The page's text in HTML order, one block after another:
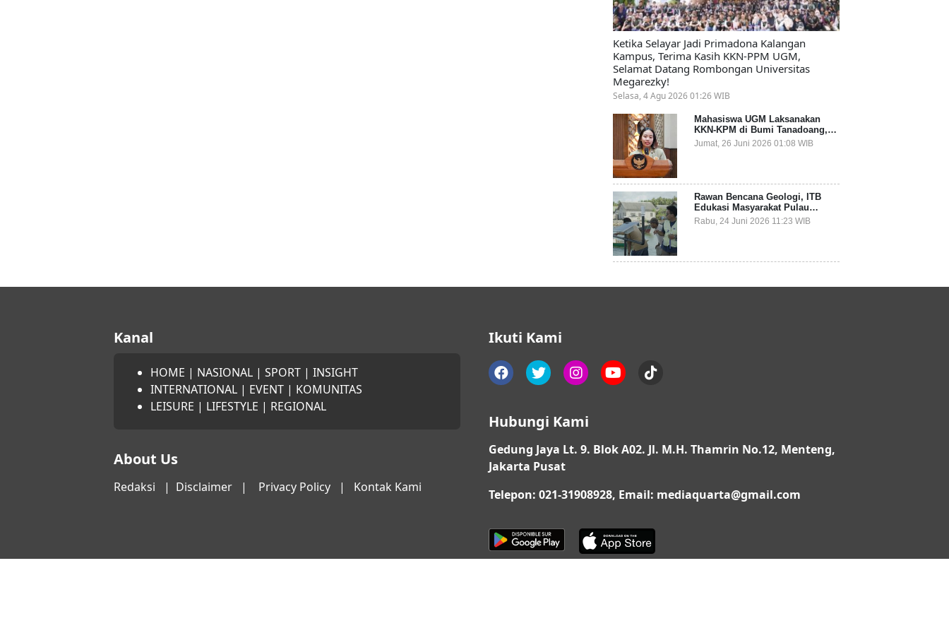
Ketika Selayar Jadi Primadona Kalangan
Kampus, Terima Kasih KKN-PPM UGM,
Selamat Datang Rombongan Universitas
Megarezky!
Selasa, 4 Agu 2026 01:26 WIB
Mahasiswa UGM Laksanakan
KKN-KPM di Bumi Tanadoang,
Diminta Dukung Gemerlap dan
Beri Solusi pada Persoalan
Jumat, 26 Juni 2026 01:08 WIB
Rawan Bencana Geologi, ITB
Edukasi Masyarakat Pulau
Terluar Kepulauan Selayar
Terkait Mitigasi Berbasis
Rabu, 24 Juni 2026 11:23 WIB
Kanal
HOME | NASIONAL | SPORT | INSIGHT
INTERNATIONAL | EVENT | KOMUNITAS
LEISURE | LIFESTYLE | REGIONAL
About Us
Redaksi | Disclaimer | Privacy Policy | Kontak Kami
Ikuti Kami
Hubungi Kami
Gedung Jaya Lt. 9. Blok A02. Jl. M.H. Thamrin No.12, Menteng,
Jakarta Pusat
Telepon: 021-31908928, Email: mediaquarta@gmail.com